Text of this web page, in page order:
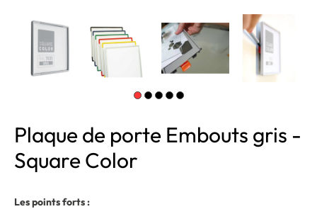
Plaque de porte Embouts gris -
Square Color
Les points forts :